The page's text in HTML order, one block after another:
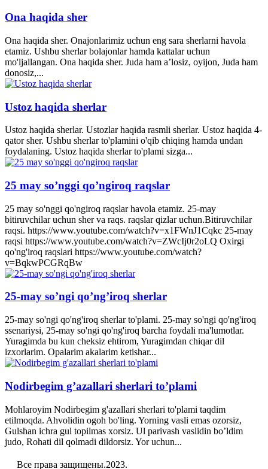
Ona haqida sher
Ona haqida sher. Onajonlarimiz uchun eng sara sherlarni havola
etamiz. Ushbu sherlar bolajonlar hamda kattalar uchun
mo'ljallangan. Ona haqida sher. Juda ham a’losiz, oyijon, Juda ham
donosiz,...
Ustoz haqida sherlar
Ustoz haqida sherlar. Ustozlar haqida rasmli sherlar. Ustoz haqida 4-
qator sher. Ushbu sherlar to'plamini o'qib chiqing hamda undan
foydalaning. Ustoz haqida sherlar to'plami sizga...
25 may so’nggi qo’ngiroq raqslar
25 may so'nggi qo'ngiroq raqslar havola etamiz. 25-may
bitiruvchilar uchun sher va raqs. raqslar qizlar uchun.Bitiruvchilar
raqsi. https://www.youtube.com/watch?v=x1FWnJ1Cqkc 25-may
raqsi https://www.youtube.com/watch?v=ZWcIj0r2oLQ Oxirgi
qo'ng'iroq raqslari https://www.youtube.com/watch?
v=BqkwPCGRqBw
25-may so’ngi qo’ng’iroq sherlar
25-may so'ngi qo'ng'iroq sherlar to'plami. 25-may so'ngi qo'ng'iroq
ssenariysi, 25-may so'ngi qo'ng'iroq barcha foydali ma'lumotlar.
Yuragimda bu kun cheksiz ehtirom, Yuragimdan chiqar dil
izxorlarim. Opalarim akalarim ketishar...
Nodirbegim g’azallari sherlari to’plami
Mohlaroyim Nodirbegim g'azallari sherlari to'plami taqdim
etilmoqda. Ahvolidin ogoh bo'ling. Yorning vasli emas ozorsiz,
Gulshan ichra gul topilmas xorsiz. Ul parivash vaslidin bo’ldim
judo, Rohati dil qolmadi dildorsiz. Yor uchun...
Все права защищены.2023.